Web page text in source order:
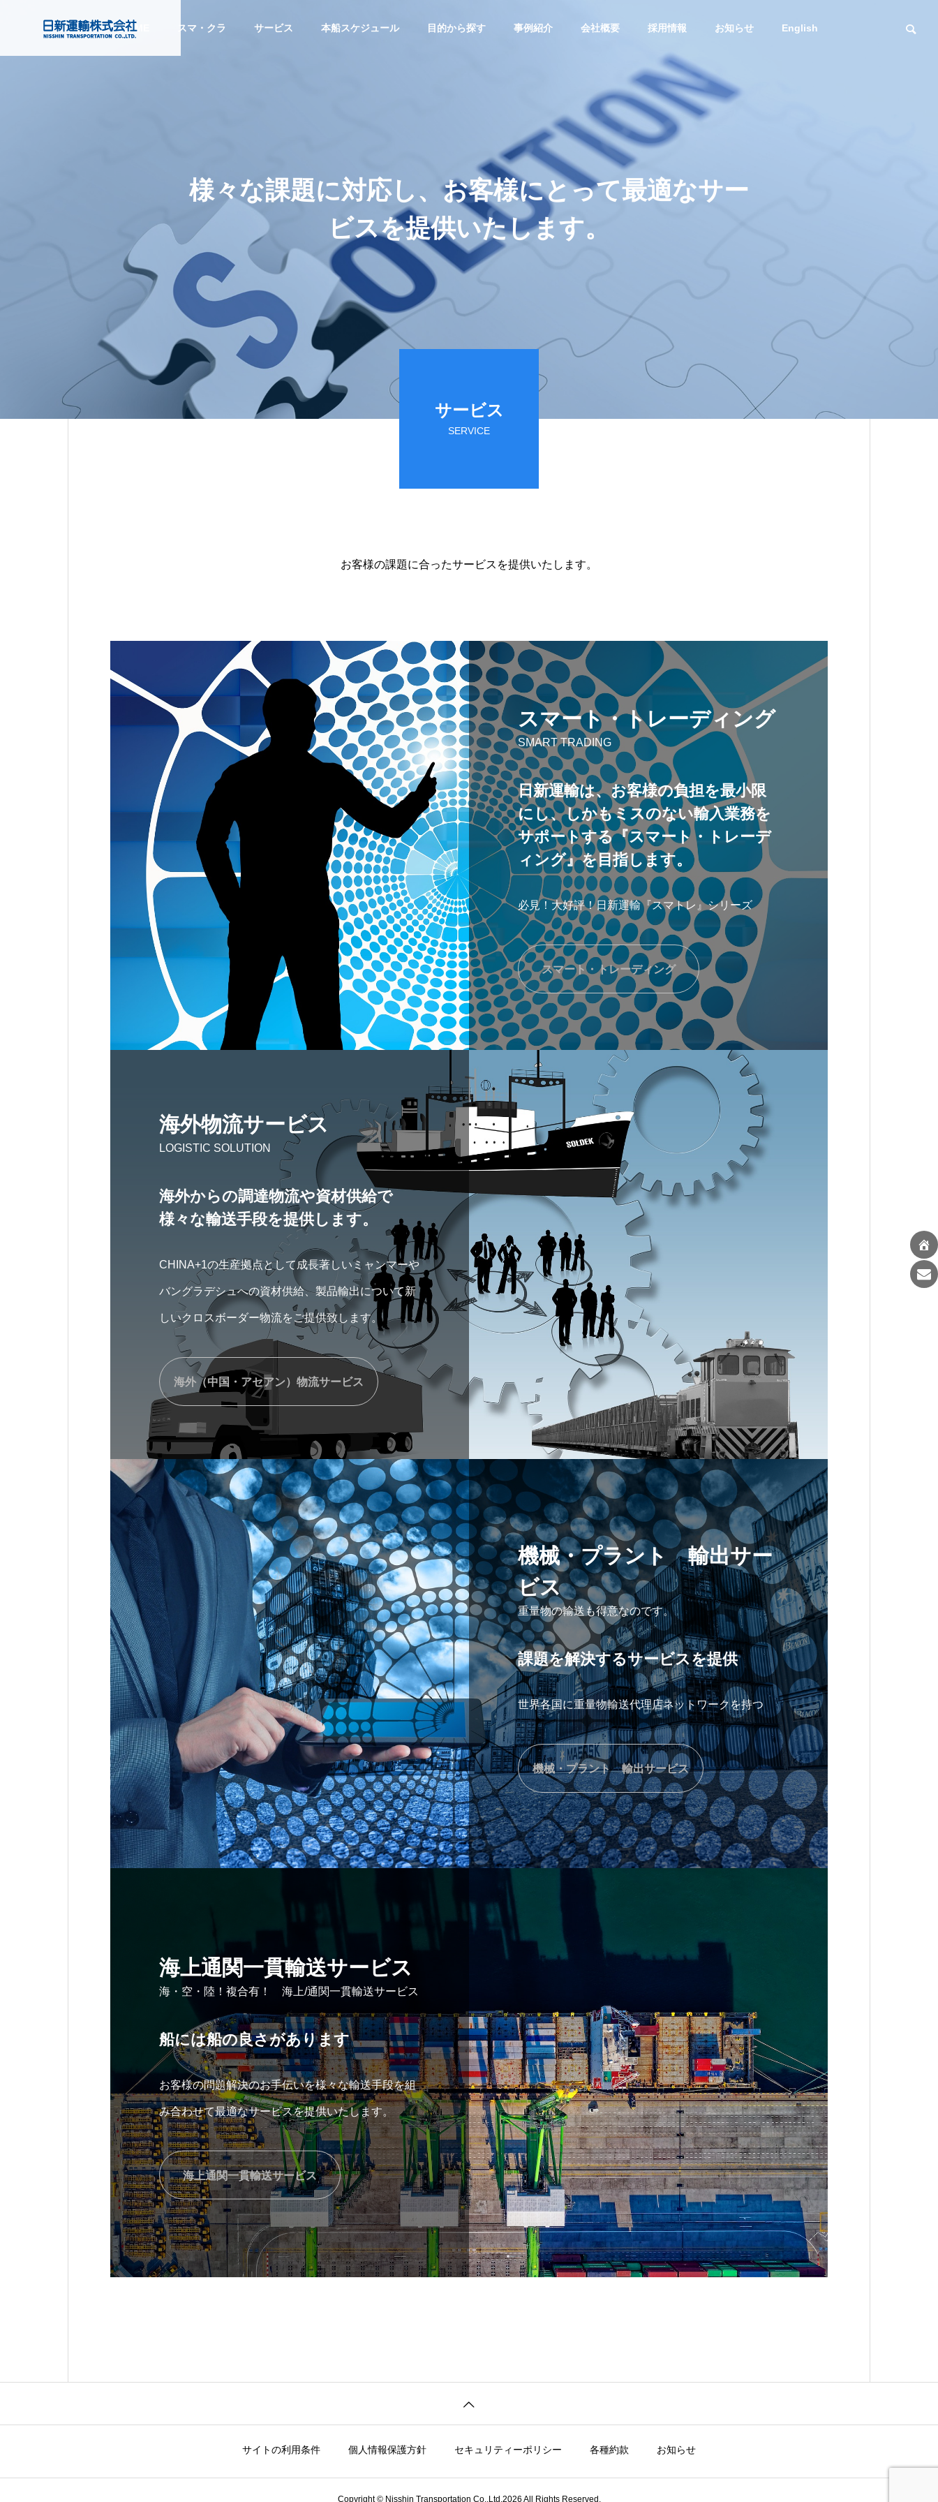
HOME スマ・クラ サービス 本船スケジュール 目的から探す 事例紹介 会社概要 採用情報 お知らせ English
スマート・トレー
ディング
SMART TRADING
海外物流サービス
LOGISTIC SOLUTION
機械・プラント
トラック予約・受付システム
「トラック簿」ご紹介
『CO2排出量データ算出サー
ビス』
『物流園区ソリューション』
スマトレ
COMPANY
Our History
社長メッセージ
グローバルネットワーク
Global Network
経営方針
Policy
電子公告
Electronic Public Notice
財務ハイライト
様々な課題に対応し、お客様にとって最適なサー
ビスを提供いたします。
サービス
SERVICE
お客様の課題に合ったサービスを提供いたします。
スマート・トレーディング
SMART TRADING
日新運輸は、お客様の負担を最小限
にし、しかもミスのない輸入業務を
サポートする『スマート・トレーデ
ィング』を目指します。
必見！大好評！日新運輸『スマトレ』シリーズ
スマート・トレーディング
海外物流サービス
LOGISTIC SOLUTION
海外からの調達物流や資材供給で
様々な輸送手段を提供します。
CHINA+1の生産拠点として成長著しいミャンマーや
バングラデシュへの資材供給、製品輸出について新
しいクロスボーダー物流をご提供致します。
海外（中国・アセアン）物流サービス
機械・プラント 輸出サー
ビス
重量物の輸送も得意なのです。
課題を解決するサービスを提供
世界各国に重量物輸送代理店ネットワークを持つ
機械・プラント 輸出サービス
海上通関一貫輸送サービス
海・空・陸！複合有！ 海上/通関一貫輸送サービス
船には船の良さがあります
お客様の問題解決のお手伝いを様々な輸送手段を組
み合わせて最適なサービスを提供いたします。
海上通関一貫輸送サービス
サイトの利用条件 個人情報保護方針 セキュリティーポリシー 各種約款 お知らせ
Copyright © Nisshin Transportation Co.,Ltd.2026 All Rights Reserved.